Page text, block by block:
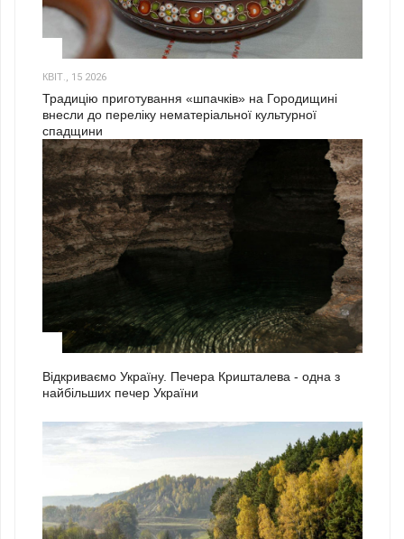
КВІТ., 15 2026
Традицію приготування «шпачків» на Городищині
внесли до переліку нематеріальної культурної
спадщини
Відкриваємо Україну. Печера Кришталева - одна з
найбільших печер України